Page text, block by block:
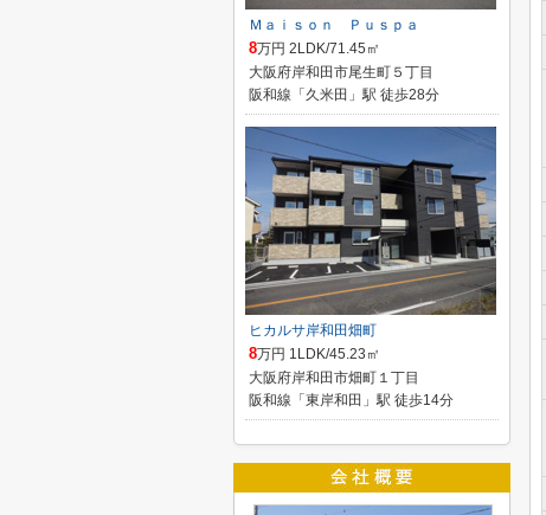
Ｍａｉｓｏｎ Ｐｕｓｐａ
8万円 2LDK/71.45㎡
大阪府岸和田市尾生町５丁目
阪和線「久米田」駅 徒歩28分
ヒカルサ岸和田畑町
8万円 1LDK/45.23㎡
大阪府岸和田市畑町１丁目
阪和線「東岸和田」駅 徒歩14分